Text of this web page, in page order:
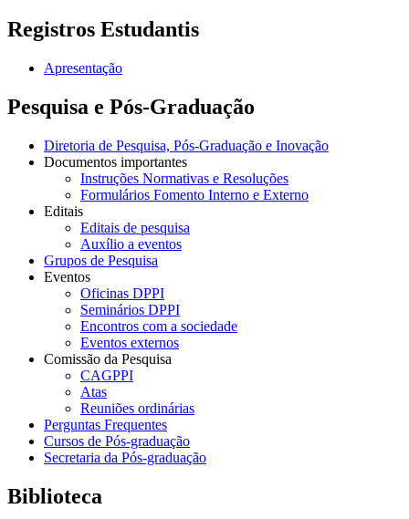
Registros Estudantis
Apresentação
Pesquisa e Pós-Graduação
Diretoria de Pesquisa, Pós-Graduação e Inovação
Documentos importantes
Instruções Normativas e Resoluções
Formulários Fomento Interno e Externo
Editais
Editais de pesquisa
Auxílio a eventos
Grupos de Pesquisa
Eventos
Oficinas DPPI
Seminários DPPI
Encontros com a sociedade
Eventos externos
Comissão da Pesquisa
CAGPPI
Atas
Reuniões ordinárias
Perguntas Frequentes
Cursos de Pós-graduação
Secretaria da Pós-graduação
Biblioteca